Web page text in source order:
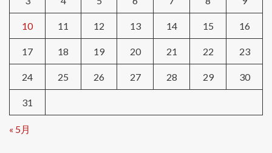
10 11 12 13 14 15 16
17 18 19 20 21 22 23
24 25 26 27 28 29 30
31
« 5月